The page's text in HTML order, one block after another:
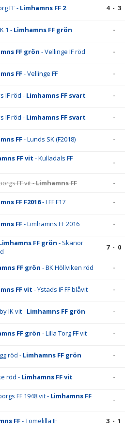
FF - Limhamns FF 2 4 - 3
1 - Limhamns FF grön -
FF grön - Vellinge IF röd -
FF- Vellinge FF -
IF röd - Limhamns FF svart -
IF röd - Limhamns FF svart -
FF- Lunds SK (F2018) -
FF vit - Kulladals FF
-
FF vit -Limhamns FF
-
FF F2016- LFF F17 -
FF- Limhamns FF 2016 -
FF grön - Skanör
7 - 0
FF grön - BK Höllviken röd -
FF vit - Ystads IF FF blåvit -
IK vit - Limhamns FF grön -
FF grön - Lilla Torg FF vit -
röd - Limhamns FF grön -
röd - Limhamns FF vit -
FF 1948 vit - Limhamns FF
-
FF- Tomelilla IF 3 - 1